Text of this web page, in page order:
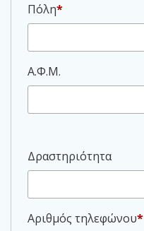
Πόλη*
Α.Φ.Μ.
Δραστηριότητα
Αριθμός τηλεφώνου*